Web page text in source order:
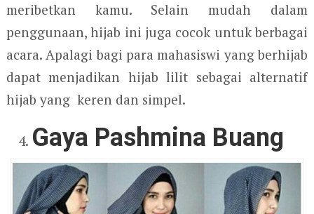
meribetkan kamu. Selain mudah dalam
penggunaan, hijab ini juga cocok untuk berbagai
acara. Apalagi bagi para mahasiswi yang berhijab
dapat menjadikan hijab lilit sebagai alternatif
hijab yang keren dan simpel.
Gaya Pashmina Buang